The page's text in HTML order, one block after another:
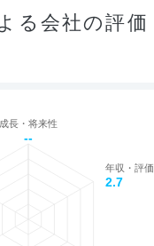
る会社の評価
成長・将来性
--
年収・評価
2.7